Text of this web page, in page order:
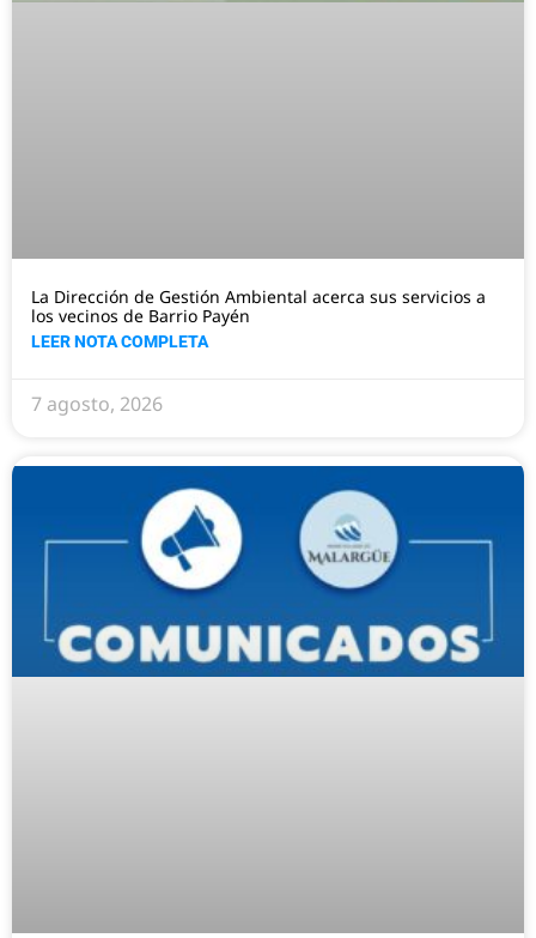
La Dirección de Gestión Ambiental acerca sus servicios a
los vecinos de Barrio Payén
LEER NOTA COMPLETA
7 agosto, 2026